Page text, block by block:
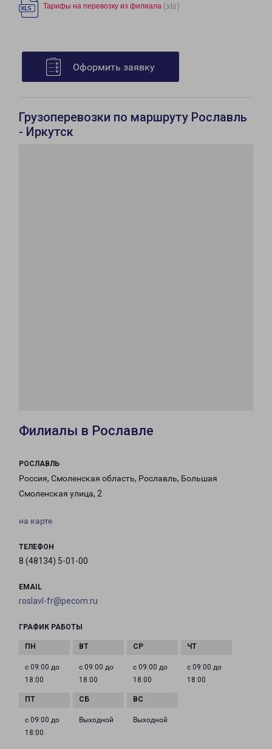
Тарифы на перевозку из филиала (xls)
Оформить заявку
Грузоперевозки по маршруту Рославль
- Иркутск
Филиалы в Рославле
РОСЛАВЛЬ
Россия, Смоленская область, Рославль, Большая
Смоленская улица, 2
на карте
ТЕЛЕФОН
8 (48134) 5-01-00
EMAIL
roslavl-fr@pecom.ru
ГРАФИК РАБОТЫ
с 09:00 до
18:00
с 09:00 до
18:00
с 09:00 до
18:00
с 09:00 до
18:00
с 09:00 до
18:00
Выходной Выходной